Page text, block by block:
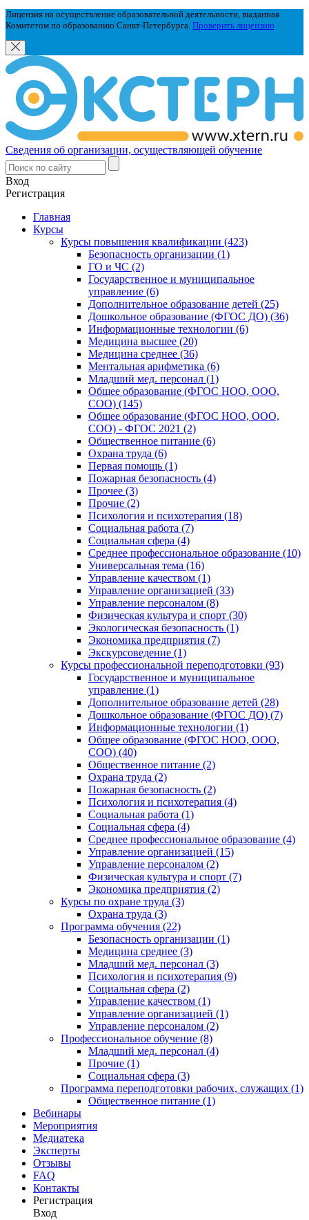
Лицензия на осуществление образовательной деятельности, выданная
Комитетом по образованию Санкт-Петербурга. Проверить лицензию
Сведения об организации, осуществляющей обучение
Вход
Регистрация
Главная
Курсы
Курсы повышения квалификации (423)
Безопасность организации (1)
ГО и ЧС (2)
Государственное и муниципальное
управление (6)
Дополнительное образование детей (25)
Дошкольное образование (ФГОС ДО) (36)
Информационные технологии (6)
Медицина высшее (20)
Медицина среднее (36)
Ментальная арифметика (6)
Младший мед. персонал (1)
Общее образование (ФГОС НОО, ООО,
СОО) (145)
Общее образование (ФГОС НОО, ООО,
СОО) - ФГОС 2021 (2)
Общественное питание (6)
Охрана труда (6)
Первая помощь (1)
Пожарная безопасность (4)
Прочее (3)
Прочие (2)
Психология и психотерапия (18)
Социальная работа (7)
Социальная сфера (4)
Среднее профессиональное образование (10)
Универсальная тема (16)
Управление качеством (1)
Управление организацией (33)
Управление персоналом (8)
Физическая культура и спорт (30)
Экологическая безопасность (1)
Экономика предприятия (7)
Экскурсоведение (1)
Курсы профессиональной переподготовки (93)
Государственное и муниципальное
управление (1)
Дополнительное образование детей (28)
Дошкольное образование (ФГОС ДО) (7)
Информационные технологии (1)
Общее образование (ФГОС НОО, ООО,
СОО) (40)
Общественное питание (2)
Охрана труда (2)
Пожарная безопасность (2)
Психология и психотерапия (4)
Социальная работа (1)
Социальная сфера (4)
Среднее профессиональное образование (4)
Управление организацией (15)
Управление персоналом (2)
Физическая культура и спорт (7)
Экономика предприятия (2)
Курсы по охране труда (3)
Охрана труда (3)
Программа обучения (22)
Безопасность организации (1)
Медицина среднее (3)
Младший мед. персонал (3)
Психология и психотерапия (9)
Социальная сфера (2)
Управление качеством (1)
Управление организацией (1)
Управление персоналом (2)
Профессиональное обучение (8)
Младший мед. персонал (4)
Прочие (1)
Социальная сфера (3)
Программа переподготовки рабочих, служащих (1)
Общественное питание (1)
Вебинары
Мероприятия
Медиатека
Эксперты
Отзывы
FAQ
Контакты
Регистрация
Вход